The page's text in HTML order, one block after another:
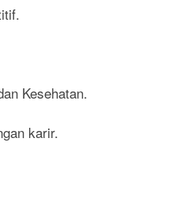
Kesehatan.
karir.